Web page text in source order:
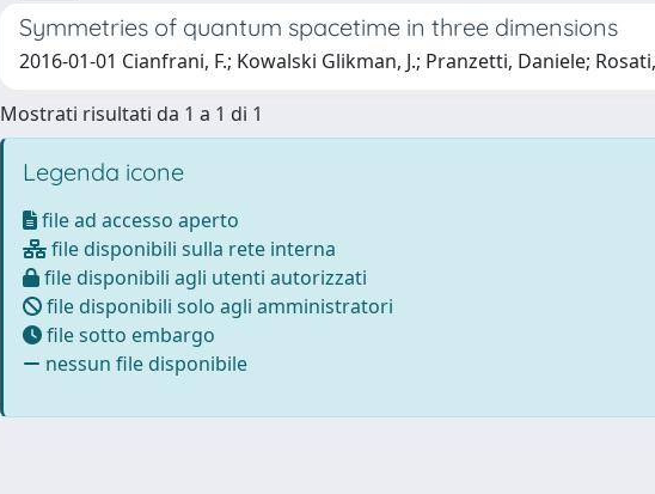
Symmetries of quantum spacetime in three dimensions
2016-01-01 Cianfrani, F.; Kowalski Glikman, J.; Pranzetti, Daniele;
Mostrati risultati da 1 a 1 di 1
Legenda icone
file ad accesso aperto
file disponibili sulla rete interna
file disponibili agli utenti autorizzati
file disponibili solo agli amministratori
file sotto embargo
nessun file disponibile